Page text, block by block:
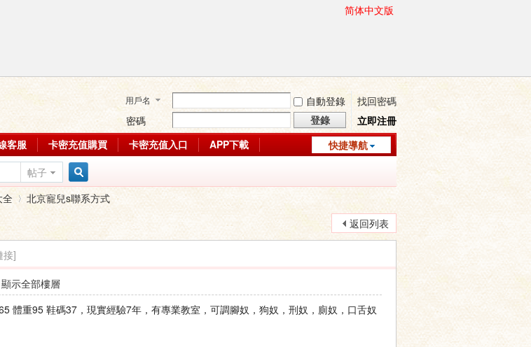
简体中文版
用戶名 自動登錄
找回密碼
密碼
登錄
立即注冊
快捷導航
客服 卡密充值購買 卡密充值入口
APP下載
帖子
搜
全
›
北京寵兒s聯系方式
返回列表
接]
顯示全部樓層
體重95 鞋碼37，現實經驗7年，有專業教室，可調腳奴，狗奴，刑奴，廁奴，口舌奴